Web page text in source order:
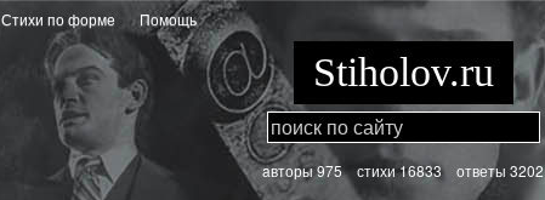
Стихи по форме Помощь
Stiholov.ru
aвторы 975 стихи16833 ответы 3202